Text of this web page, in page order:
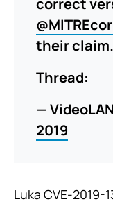
correct
their claim.
Thread:
—
2019
Luka CVE-2019-